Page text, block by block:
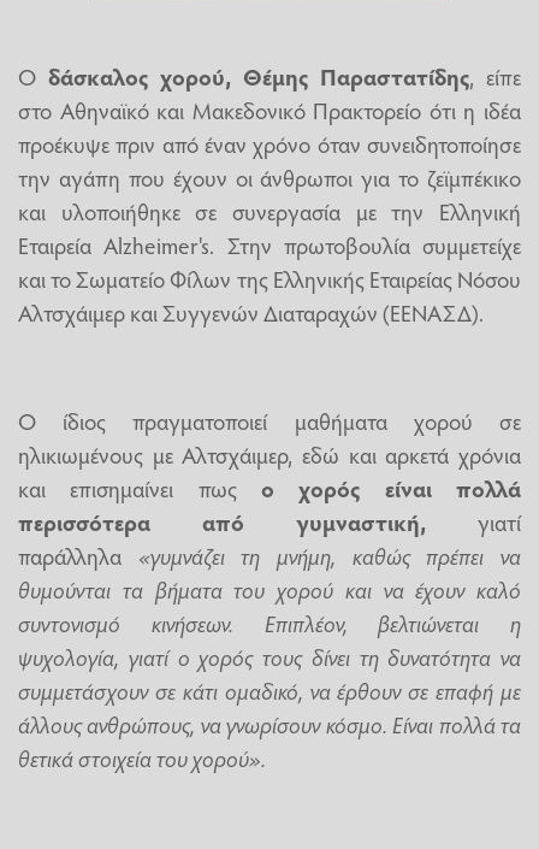
Ο δάσκαλος χορού, Θέμης Παραστατίδης, είπε
στο Αθηναϊκό και Μακεδονικό Πρακτορείο ότι η ιδέα
προέκυψε πριν από έναν χρόνο όταν συνειδητοποίησε
την αγάπη που έχουν οι άνθρωποι για το ζεϊμπέκικο
και υλοποιήθηκε σε συνεργασία με την Ελληνική
Εταιρεία Alzheimer's. Στην πρωτοβουλία συμμετείχε
και το Σωματείο Φίλων της Ελληνικής Εταιρείας Νόσου
Αλτσχάιμερ και Συγγενών Διαταραχών (ΕΕΝΑΣΔ).
Ο ίδιος πραγματοποιεί μαθήματα χορού σε
ηλικιωμένους με Αλτσχάιμερ, εδώ και αρκετά χρόνια
και επισημαίνει πως ο χορός είναι πολλά
περισσότερα από γυμναστική, γιατί
παράλληλα «γυμνάζει τη μνήμη, καθώς πρέπει να
θυμούνται τα βήματα του χορού και να έχουν καλό
συντονισμό κινήσεων. Επιπλέον, βελτιώνεται η
ψυχολογία, γιατί ο χορός τους δίνει τη δυνατότητα να
συμμετάσχουν σε κάτι ομαδικό, να έρθουν σε επαφή με
άλλους ανθρώπους, να γνωρίσουν κόσμο. Είναι πολλά τα
θετικά στοιχεία του χορού».